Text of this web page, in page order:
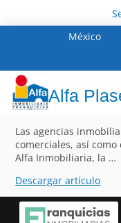
México
Alfa
Las agencias
comerciales, así
Alfa Inmobiliaria, la …
Descargar artículo